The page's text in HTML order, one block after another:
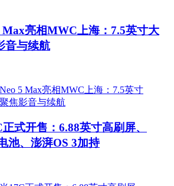
Max亮相MWC上海：7.5英寸大
音与续航
式开售：6.88英寸高刷屏、
池、澎湃OS 3加持